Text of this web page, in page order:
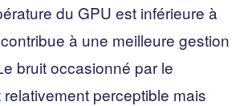
du GPU est inférieure à
à une meilleure gestion
bruit occasionné par le
perceptible mais